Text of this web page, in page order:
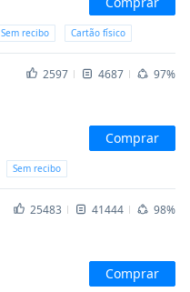
Sem recibo Cartão físico
2597 4687
97%
Comprar
Sem recibo
25483 41444
98%
Comprar